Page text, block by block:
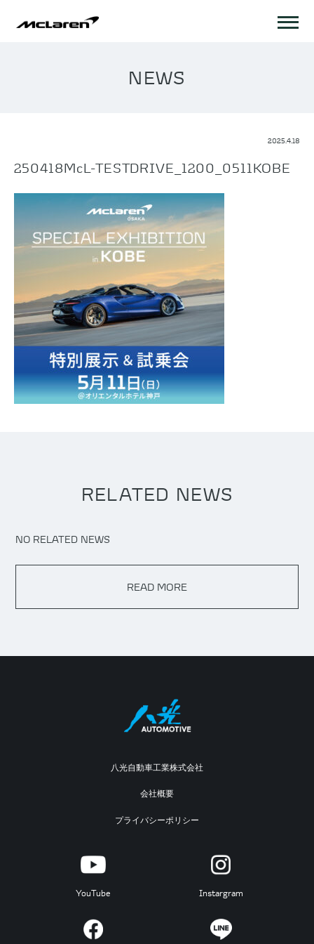
NEWS
2025.4.18
250418McL-TESTDRIVE_1200_0511KOBE
RELATED NEWS
NO RELATED NEWS
READ MORE
八光自動車工業株式会社
会社概要
プライバシーポリシー
YouTube Instargram